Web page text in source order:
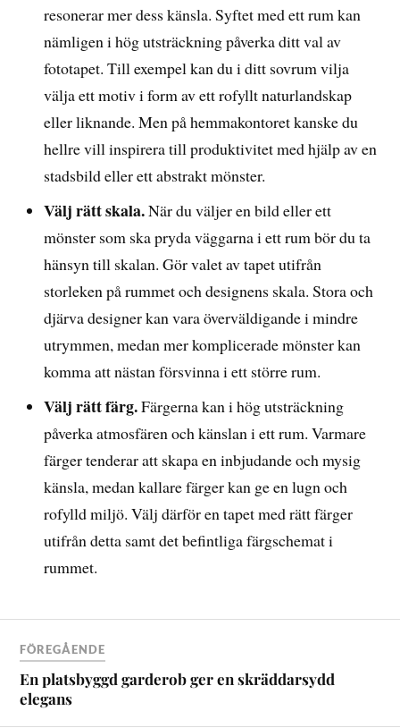
resonerar mer dess känsla. Syftet med ett rum kan
nämligen i hög utsträckning påverka ditt val av
fototapet. Till exempel kan du i ditt sovrum vilja
välja ett motiv i form av ett rofyllt naturlandskap
eller liknande. Men på hemmakontoret kanske du
hellre vill inspirera till produktivitet med hjälp av en
stadsbild eller ett abstrakt mönster.
Välj rätt skala.När du väljer en bild eller ett
mönster som ska pryda väggarna i ett rum bör du ta
hänsyn till skalan. Gör valet av tapet utifrån
storleken på rummet och designens skala. Stora och
djärva designer kan vara överväldigande i mindre
utrymmen, medan mer komplicerade mönster kan
komma att nästan försvinna i ett större rum.
Välj rätt färg.Färgerna kan i hög utsträckning
påverka atmosfären och känslan i ett rum. Varmare
färger tenderar att skapa en inbjudande och mysig
känsla, medan kallare färger kan ge en lugn och
rofylld miljö. Välj därför en tapet med rätt färger
utifrån detta samt det befintliga färgschemat i
rummet.
FÖREGÅENDE
En platsbyggd garderob ger en skräddarsydd
elegans